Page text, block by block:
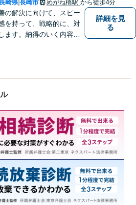
。
崎県|長崎市 めがね橋駅 から徒歩4分
の解決に向けて、スピー
を持って、戦略的に、対
ます。納得のいく内容と
詳細を見
る